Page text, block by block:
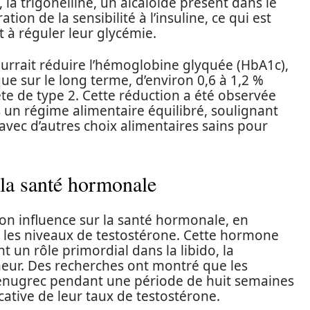
de la sensibilité à l’insuline, ce qui est
à réguler leur glycémie.
réduire l’hémoglobine glyquée (HbA1c),
sur le long terme, d’environ 0,6 à 1,2 %
de type 2. Cette réduction a été observée
régime alimentaire équilibré, soulignant
d’autres choix alimentaires sains pour
santé hormonale
influence sur la santé hormonale, en
niveaux de testostérone. Cette hormone
un rôle primordial dans la libido, la
Des recherches ont montré que les
pendant une période de huit semaines
de leur taux de testostérone.